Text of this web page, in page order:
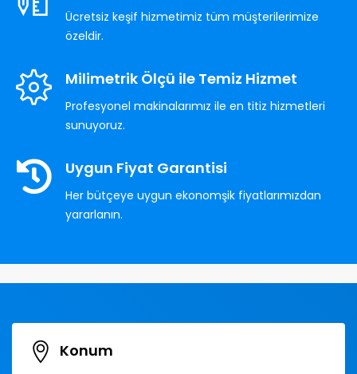
Ücretsiz keşif hizmetimiz tüm müşterilerimize
özeldir.
Milimetrik Ölçü ile Temiz Hizmet
Profesyonel makinalarımız ile en titiz hizmetleri
sunuyoruz.
Uygun Fiyat Garantisi
Her bütçeye uygun ekonomşik fiyatlarımızdan
yararlanın.
Konum